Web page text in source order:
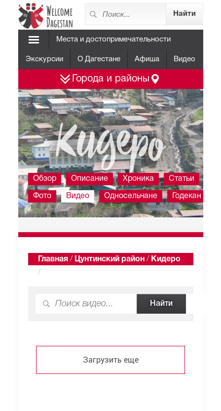
Места и достопримечательности
Экскурсии О Дагестане Афиша Видео
Города и районы
Кидеро
Обзор Описание Хроника Статьи
Фото Видео Односельчане Годекан
Главная / Цунтинский район / Кидеро
/
Загрузить еще